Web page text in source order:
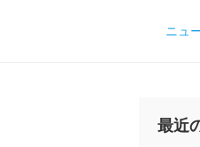
ニュ
最近